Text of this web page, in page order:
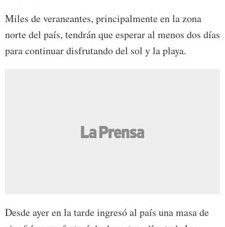
Miles de veraneantes, principalmente en la zona
norte del país, tendrán que esperar al menos dos días
para continuar disfrutando del sol y la playa.
Desde ayer en la tarde ingresó al país una masa de